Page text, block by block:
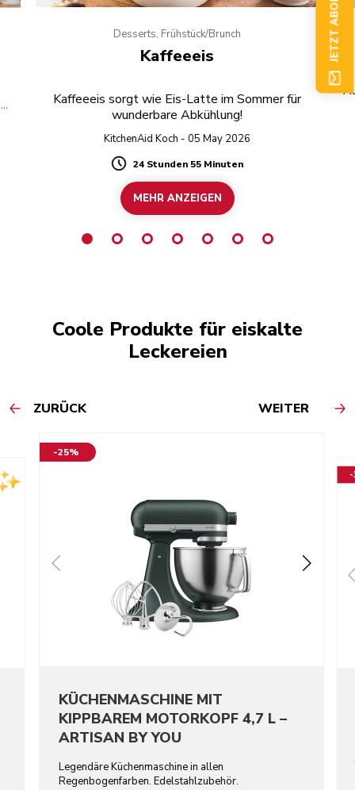
Desserts, Frühstück/Brunch
Kaffeeeis
Kaffeeeis sorgt wie Eis-Latte im Sommer für
wunderbare Abkühlung!
KitchenAid Koch - 05 May 2026
Duration
24 Stunden 55 Minuten
MEHR ANZEIGEN
Coole Produkte für eiskalte
Leckereien
ZURÜCK WEITER
-25%
KÜCHENMASCHINE MIT
KIPPBAREM MOTORKOPF 4,7 L –
ARTISAN BY YOU
Legendäre Küchenmaschine in allen
Regenbogenfarben. Edelstahlzubehör.
-